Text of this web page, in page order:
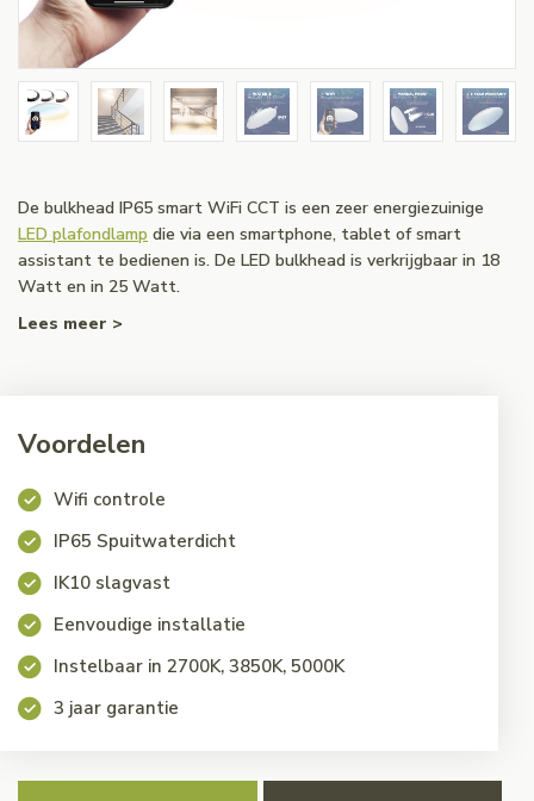
De bulkhead IP65 smart WiFi CCT is een zeer energiezuinige
LED plafondlamp die via een smartphone, tablet of smart
assistant te bedienen is. De LED bulkhead is verkrijgbaar in 18
Watt en in 25 Watt.
Lees meer >
Voordelen
Wifi controle
IP65 Spuitwaterdicht
IK10 slagvast
Eenvoudige installatie
Instelbaar in 2700K, 3850K, 5000K
3 jaar garantie